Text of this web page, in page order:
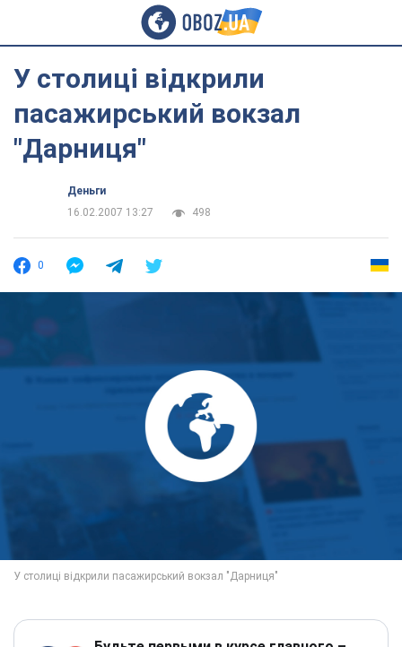
У столиці відкрили
пасажирський вокзал
"Дарниця"
Деньги
16.02.2007 13:27
498
0